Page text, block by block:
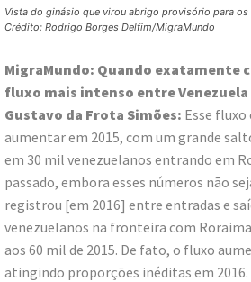
Vista do ginásio que virou abrigo provisório para os
Crédito: Rodrigo Borges Delfim/MigraMundo
MigraMundo: Quando exatamente
fluxo mais intenso entre Venezuela
Gustavo da Frota Simões: Esse fluxo
aumentar em 2015, com um grande
em 30 mil venezuelanos entrando em
passado, embora esses números não
registrou [em 2016] entre entradas e
venezuelanos na fronteira com
aos 60 mil de 2015. De fato, o fluxo
atingindo proporções inéditas em 2016.